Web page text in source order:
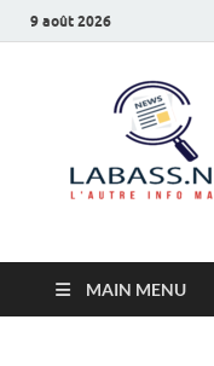
9 août 2026
MAIN MENU